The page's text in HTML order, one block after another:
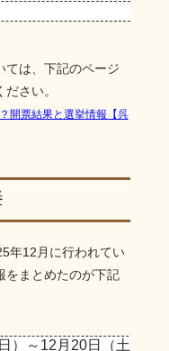
ては、下記のページ
さい。
開票結果と選挙情報【呉
年12月に行われてい
をまとめたのが下記
）～12月20日（土）